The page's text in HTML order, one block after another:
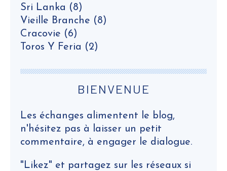
Sri Lanka (8)
Vieille Branche (8)
Cracovie (6)
Toros Y Feria (2)
BIENVENUE
Les échanges alimentent le blog,
n'hésitez pas à laisser un petit
commentaire, à engager le dialogue.
"Likez" et partagez sur les réseaux si